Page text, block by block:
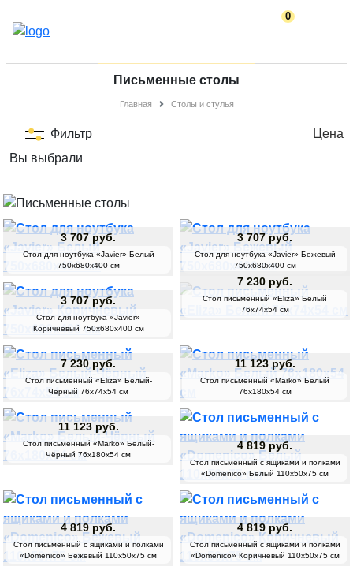
0
Письменные столы
Главная Столы и стулья
Фильтр
Цена
Вы выбрали
3 707 руб.
Стол для ноутбука «Javier» Белый
750х680х400 см
3 707 руб.
Стол для ноутбука «Javier» Бежевый
750х680х400 см
3 707 руб.
Стол для ноутбука «Javier»
Коричневый 750х680х400 см
7 230 руб.
Стол письменный «Eliza» Белый
76х74х54 см
7 230 руб.
Стол письменный «Eliza» Белый-
Чёрный 76х74х54 см
11 123 руб.
Стол письменный «Marko» Белый
76х180х54 см
11 123 руб.
Стол письменный «Marko» Белый-
Чёрный 76х180х54 см
4 819 руб.
Стол письменный с ящиками и полками
«Domenico» Белый 110х50х75 см
4 819 руб.
Стол письменный с ящиками и полками
«Domenico» Бежевый 110х50х75 см
4 819 руб.
Стол письменный с ящиками и полками
«Domenico» Коричневый 110х50х75 см